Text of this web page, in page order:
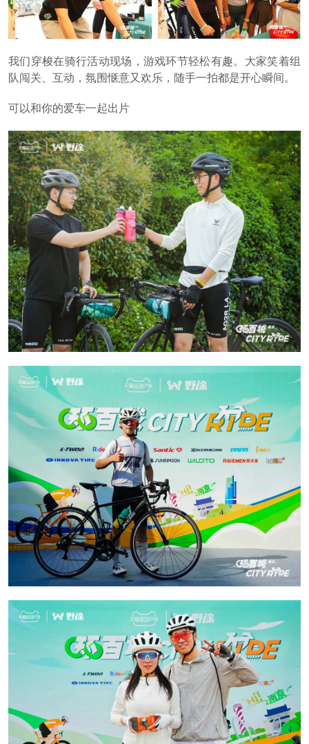
我们穿梭在骑行活动现场，游戏环节轻松有趣。大家笑着组
队闯关、互动，氛围惬意又欢乐，随手一拍都是开心瞬间。
可以和你的爱车一起出片